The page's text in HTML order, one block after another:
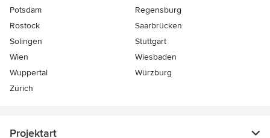
Potsdam
Regensburg
Rostock
Saarbrücken
Solingen
Stuttgart
Wien
Wiesbaden
Wuppertal
Würzburg
Zürich
Projektart